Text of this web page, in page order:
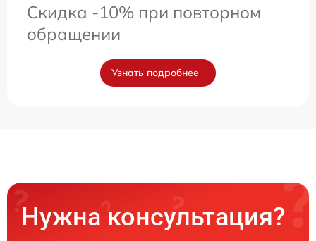
Скидка -10% при повторном
обращении
Узнать подробнее
Нужна консультация?